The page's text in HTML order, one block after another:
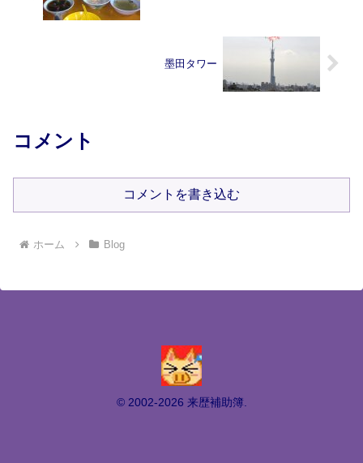
墨田タワー
コメント
コメントを書き込む
ホーム Blog
© 2002-2026 来歴補助簿.